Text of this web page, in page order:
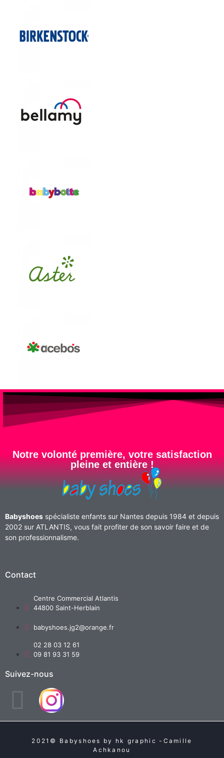
Notre volonté première, votre satisfaction
pleine et entière !
Babyshoes spécialiste enfants sur Nantes depuis 1984 et depuis
2002 sur ATLANTIS, vous fait profiter de son savoir faire et de
son professionnalisme.
Contact
Centre Commercial Atlantis
44800 Saint-Herblain
babyshoes.jg2@orange.fr
02 28 03 12 61
09 81 93 31 59
Suivez-nous
2021© Babyshoes by hk graphic -Camille
Achkanou